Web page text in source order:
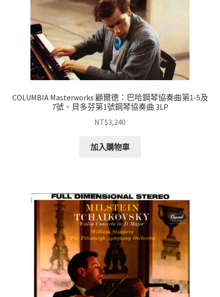
COLUMBIA Masterworks 顧爾德：巴哈鋼琴協奏曲第1-5及
7號、貝多芬第1號鋼琴協奏曲 3LP
NT$3,240
加入購物車